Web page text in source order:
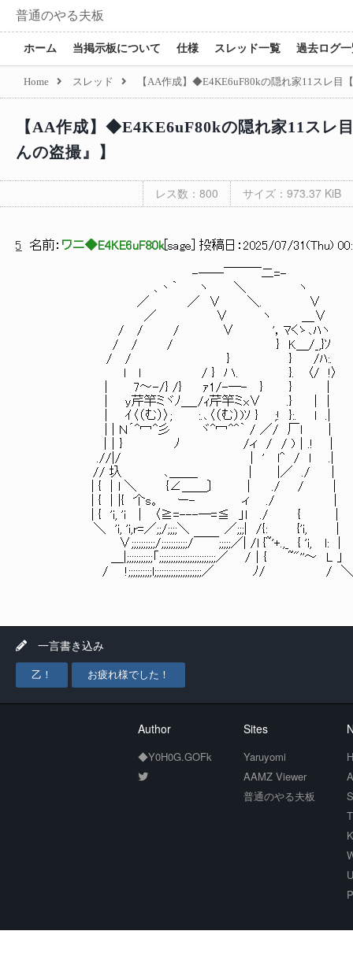
普通のやる夫板
ホーム 当掲示板について 仕様 スレッド一覧 過去ログ
Home スレッド 【AA作成】◆E4KE6uF80kの隠れ家11スレ
【AA作成】◆E4KE6uF80kの隠れ家11ス
んの盗撮』】
レス数：800 サイズ：973.37 KiB
5 名前： ワニ◆E4KE6uF80k[ sage ] 投稿日： 2025/07/31(Thu)
-──￣￣￣二=-
､丶｀ ヽ ＼ ヽ
／ ／ ∨ ＼. ∨
／ ∨ ヽ ＿∨
/ / / ∨ '，ﾏくゝ､ﾊヽ
/ / / } K＿/_,}ｿ
/ / } } /ﾊ:.
l l / } ハ. }. 〈/ !〉
| 7～-/} /} ｧ1/-─- } } |
| y芹竿ミヾﾉ＿_/ｨ芹竿ミx∨ .} ││
| ｲ〈（む）〉; :.､〈（む）)ｿ } ;! }:. l .|
| | Ｎ´^冖^彡 ヾ^冖^^｀ / ／/ 厂l |
|│} ﾉ /ィ / / )│.! |
.//|/ | ' l^ / l .|
// 圦 ､＿＿_ | |／ ./ |
| { │l ＼ {∠＿＿〕 | ./ / |
| { │|{ 个s。 ー- ィ ./ |
| { 'i, 'i | 〈≧=---─=≦ 」l ./ { |
＼ 'i, 'i,r=／;;/;;;;＼ ／;;;| /{: {'i, |
∨;;;;;;;;;;/;;;;;;;;;;;/￣￣;;;;;／| /l {~'+.,_ { 'i, l: |
＿|;;;;;;;;;;;「;;;;;;;;;;;;;;;;;;;;;;;;／ /│{ ~"''～ L 」
/ !;;;;;;;;;;l;;;;;;;;;;;;;;;;;;;;／ ﾉ/ / ＼
一言書き込み
乙！ お疲れ様でした！
Author
◆Y0H0G.GOFk
Sites
Yaruyomi
AAMZ Viewer
普通のやる夫板